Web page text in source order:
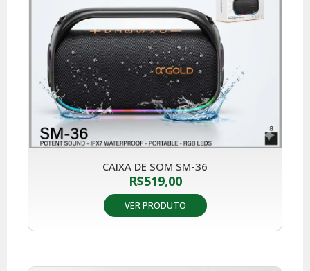
CAIXA DE SOM SM-36
R$519,00
VER PRODUTO